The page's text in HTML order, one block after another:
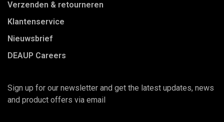
Verzenden & retourneren
Klantenservice
Nieuwsbrief
DEAUP Careers
Sign up for our newsletter and get the latest updates, news
and product offers via email